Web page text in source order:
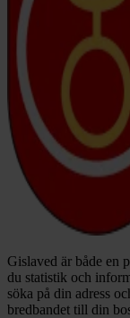
Gislaved är både en
du statistik och
söka på din adress
bredbandet till din